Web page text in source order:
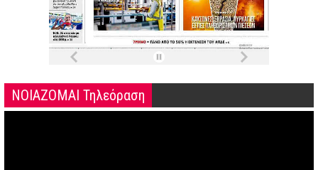
ΝΟΙΑΖΟΜΑΙ Τηλεόραση